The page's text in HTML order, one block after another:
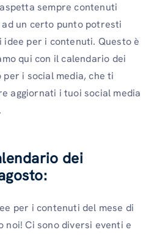
sempre contenuti
un certo punto potresti
per i contenuti. Questo è
qui con il calendario dei
i social media, che ti
aggiornati i tuoi social media
dei
per i contenuti del mese di
noi! Ci sono diversi eventi e